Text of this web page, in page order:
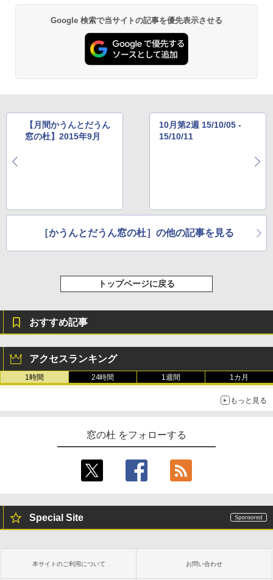
Google 検索で当サイトの記事を優先表示させる
【月間かうんとだうん
窓の杜】2015年9月
10月第2週 15/10/05 -
15/10/11
［かうんとだうん窓の杜］の他の記事を見る
トップページに戻る
おすすめ記事
アクセスランキング
1時間 24時間 1週間 1カ月
もっと見る
窓の杜 をフォローする
Special Site
本サイトのご利用について お問い合わせ